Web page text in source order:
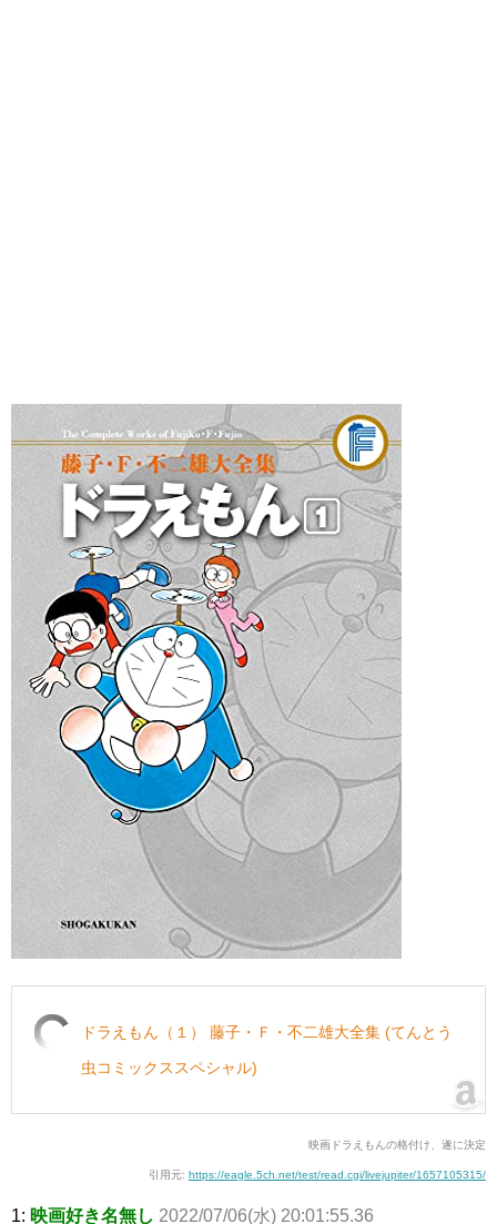
ドラえもん（１） 藤子・Ｆ・不二雄大全集 (てんとう
虫コミックススペシャル)
映画ドラえもんの格付け、遂に決定
引用元: https://eagle.5ch.net/test/read.cgi/livejupiter/1657105315/
1: 映画好き名無し 2022/07/06(水) 20:01:55.36